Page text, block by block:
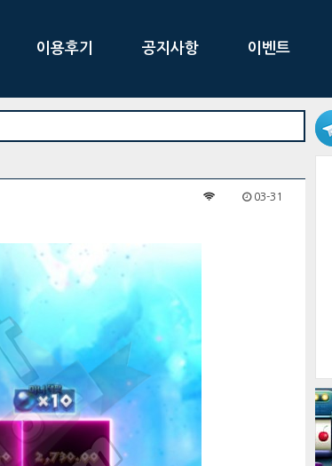
이용후기 공지사항 이벤트
03-31